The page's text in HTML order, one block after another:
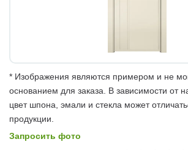
* Изображения являются примером и не
основанием для заказа. В зависимости от
цвет шпона, эмали и стекла может
продукции.
Запросить фото